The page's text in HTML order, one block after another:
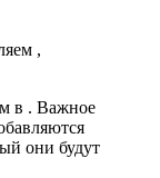
,
в . Важное
они будут